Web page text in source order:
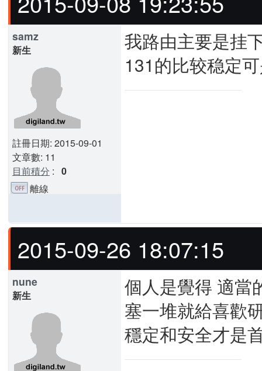
samz
新生
註冊日期: 2015-09-01
文章數: 11
目前積分 : 0
我路由主要是挂
131的比较稳定
離線
2015-09-26 18:07:15
nune
新生
個人是覺得 適當
塞一堆就給喜歡
穩定和安全才是